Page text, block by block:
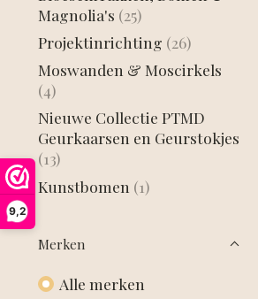
9,2
Magnolia's (25)
Projektinrichting (26)
Moswanden & Moscirkels
(4)
Nieuwe Collectie PTMD
Geurkaarsen en Geurstokjes
(13)
Kunstbomen (1)
Merken
Alle merken